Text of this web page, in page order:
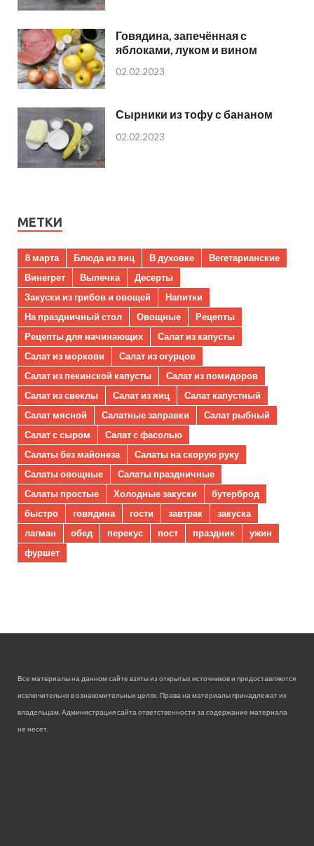
Говядина, запечённая с
яблоками, луком и вином
02.02.2023
Сырники из тофу с бананом
02.02.2023
МЕТКИ
8 марта Блюда из яиц В духовке
Вегетарианские
Винегрет
Выпечка
Десерты
Закуски из грибов и овощей
Напитки
На праздничный стол
Овощные
Рецепты
Рецепты для начинающих
Салат из капусты
Салат из моркови
Салат из огурцов
Салат из пекинской капусты
Салат из помидоров
Салат из свеклы
Салат из яиц
Салат капустный
Салат мясной
Салатные заправки
Салат рыбный
Салат с сыром
Салат с фасолью
Салаты без майонеза
Салаты на скорую руку
Салаты овощные
Салаты праздничные
Салаты простые
Холодные закуски
бутерброд
быстро
говядина гости завтрак
закуска
лагман
обед перекус пост праздник
ужин
фуршет
Все материалы на данном сайте взяты из открытых источников и предоставляются
исключительно в ознакомительных целях. Права на материалы принадлежат их
владельцам. Администрация сайта ответственности за содержание материала
не несет.